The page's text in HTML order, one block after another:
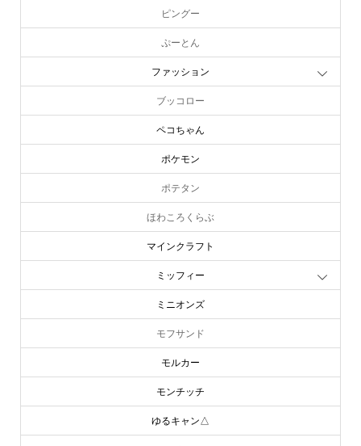
ピングー
ぷーとん
ファッション
ブッコロー
ペコちゃん
ポケモン
ポテタン
ほわころくらぶ
マインクラフト
ミッフィー
ミニオンズ
モフサンド
モルカー
モンチッチ
ゆるキャン△
online store company info contact us share me!